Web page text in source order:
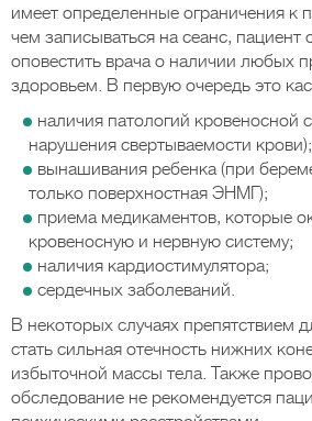
имеет определенные ограничения к
чем записываться на сеанс, пациент
оповестить врача о наличии любых
здоровьем. В первую очередь это
наличия патологий кровеносной
нарушения свертываемости крови);
вынашивания ребенка (при
только поверхностная ЭНМГ);
приема медикаментов, которые
кровеносную и нервную систему;
наличия кардиостимулятора;
сердечных заболеваний.
В некоторых случаях препятствием
стать сильная отечность нижних
избыточной массы тела. Также
обследование не рекомендуется